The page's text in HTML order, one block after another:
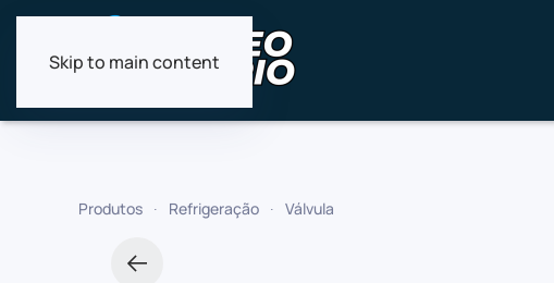
Skip to main content
Produtos Refrigeração Válvula